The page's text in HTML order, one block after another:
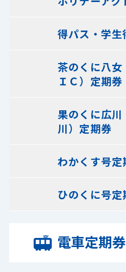
得パス・学生
茶のくに八
ＩＣ）定期券
果のくに広
川）定期券
わかくす号定
ひのくに号定
電車定期券